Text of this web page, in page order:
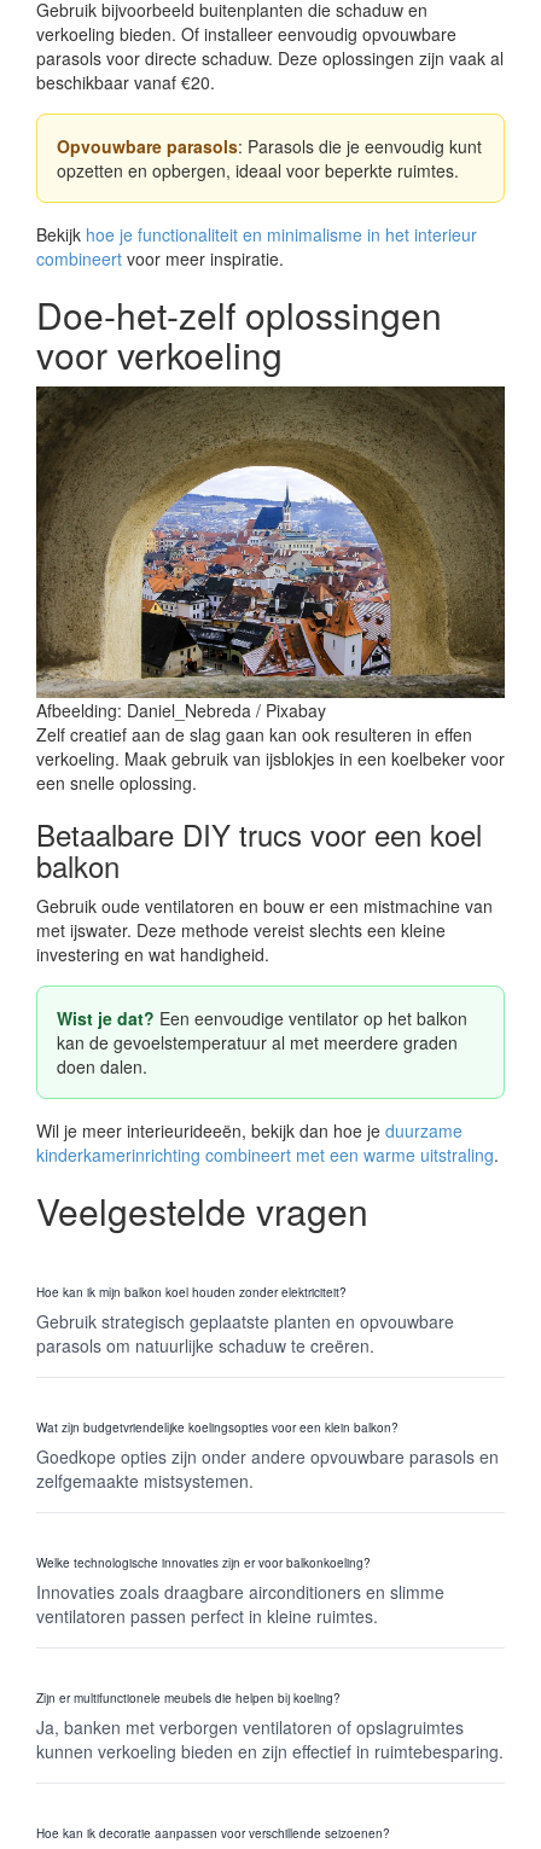
Gebruik bijvoorbeeld buitenplanten die schaduw en
verkoeling bieden. Of installeer eenvoudig opvouwbare
parasols voor directe schaduw. Deze oplossingen zijn vaak al
beschikbaar vanaf €20.
Opvouwbare parasols: Parasols die je eenvoudig kunt
opzetten en opbergen, ideaal voor beperkte ruimtes.
Bekijk hoe je functionaliteit en minimalisme in het interieur
combineert voor meer inspiratie.
Doe-het-zelf oplossingen
voor verkoeling
Afbeelding: Daniel_Nebreda / Pixabay
Zelf creatief aan de slag gaan kan ook resulteren in effen
verkoeling. Maak gebruik van ijsblokjes in een koelbeker voor
een snelle oplossing.
Betaalbare DIY trucs voor een koel
balkon
Gebruik oude ventilatoren en bouw er een mistmachine van
met ijswater. Deze methode vereist slechts een kleine
investering en wat handigheid.
Wist je dat? Een eenvoudige ventilator op het balkon
kan de gevoelstemperatuur al met meerdere graden
doen dalen.
Wil je meer interieurideeën, bekijk dan hoe je duurzame
kinderkamerinrichting combineert met een warme uitstraling.
Veelgestelde vragen
Hoe kan ik mijn balkon koel houden zonder elektriciteit?
Gebruik strategisch geplaatste planten en opvouwbare
parasols om natuurlijke schaduw te creëren.
Wat zijn budgetvriendelijke koelingsopties voor een klein balkon?
Goedkope opties zijn onder andere opvouwbare parasols en
zelfgemaakte mistsystemen.
Welke technologische innovaties zijn er voor balkonkoeling?
Innovaties zoals draagbare airconditioners en slimme
ventilatoren passen perfect in kleine ruimtes.
Zijn er multifunctionele meubels die helpen bij koeling?
Ja, banken met verborgen ventilatoren of opslagruimtes
kunnen verkoeling bieden en zijn effectief in ruimtebesparing.
Hoe kan ik decoratie aanpassen voor verschillende seizoenen?